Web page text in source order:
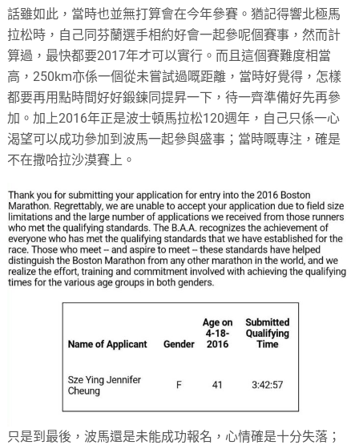
話雖如此，當時也並無打算會在今年參賽。猶記得響北極馬
拉松時，自己同芬蘭選手相約好會一起參呢個賽事，然而計
算過，最快都要2017年才可以實行。而且這個賽難度相當
高， 250km亦係一個從未嘗試過嘅距離，當時好覺得，怎樣
都要再用點時間好好鍛鍊同提昇一下，待一齊準備好先再參
加。加上2016年正是波士頓馬拉松120週年，自己只係一心
渴望可以成功參加到波馬一起參與盛事；當時嘅專注，確是
不在撒哈拉沙漠賽上。
只是到最後，波馬還是未能成功報名，心情確是十分失落；